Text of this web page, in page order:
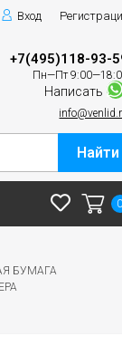
Вход
+7(495)118-93-
Пн—Пт
Написать
Найти
БУМАГА